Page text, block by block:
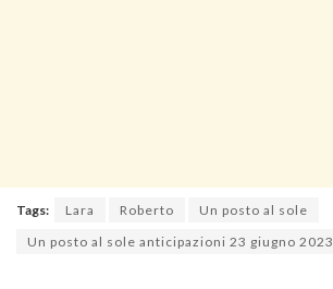
Tags: Lara Roberto
Un posto al sole
Un posto al sole anticipazioni 23 giugno 2023